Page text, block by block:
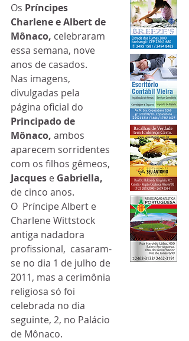
Os Príncipes
Charlene e Albert de
Mônaco, celebraram
essa semana, nove
anos de casados.
Nas imagens,
divulgadas pela
página oficial do
Principado de
Mônaco, ambos
aparecem sorridentes
com os filhos gêmeos,
Jacques e Gabriella,
de cinco anos.
O  Príncipe Albert e
Charlene Wittstock
antiga nadadora
profissional,  casaram-
se no dia 1 de julho de
2011, mas a cerimônia
religiosa só foi
celebrada no dia
seguinte, 2, no Palácio
de Mônaco.